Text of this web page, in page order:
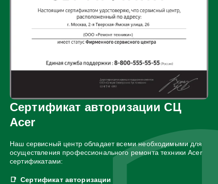
Сертификат авторизации СЦ
Acer
Наш сервисный центр обладает всеми необходимыми для
осуществления профессионального ремонта техники Acer
сертификатами:
Сертификат авторизации